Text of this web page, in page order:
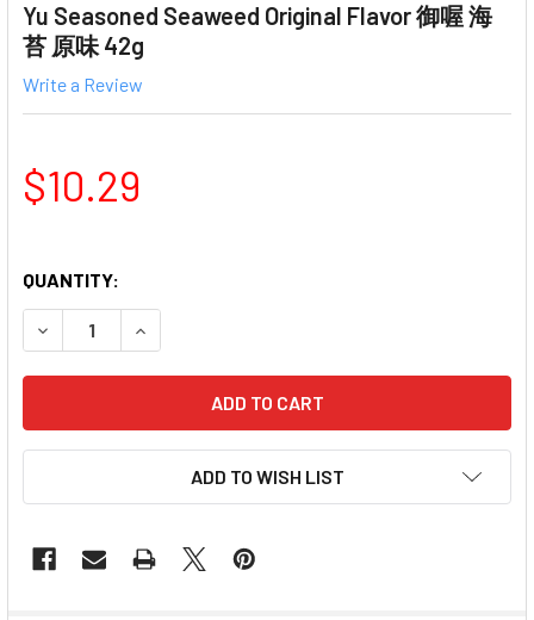
Yu Seasoned Seaweed Original Flavor 御喔 海
苔 原味 42g
Write a Review
$10.29
QUANTITY:
DECREASE QUANTITY OF YU SEASONED SEAWEED
INCREASE QUANTITY OF YU SEASONED
ADD TO WISH LIST